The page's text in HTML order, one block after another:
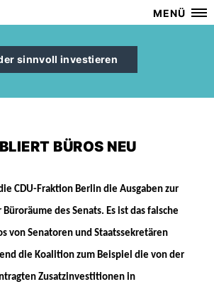
MENÜ
sinnvoll investieren
BÜROS NEU
CDU-Fraktion Berlin die Ausgaben zur
des Senats. Es ist das falsche
von Senatoren und Staatssekretären
die Koalition zum Beispiel die von der
Zusatzinvestitionen in